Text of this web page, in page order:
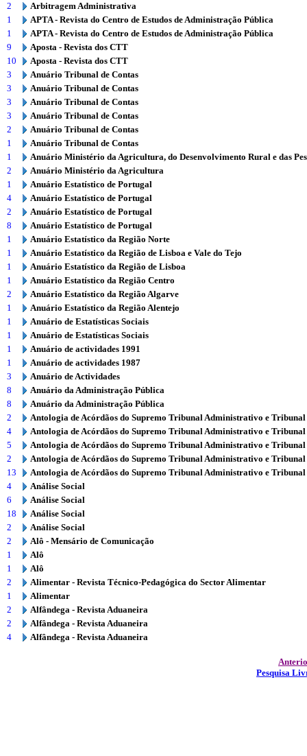
2
Arbitragem Administrativa
1
APTA - Revista do Centro de Estudos de Administração Pública
1
APTA - Revista do Centro de Estudos de Administração Pública
9
Aposta - Revista dos CTT
10
Aposta - Revista dos CTT
3
Anuário Tribunal de Contas
3
Anuário Tribunal de Contas
3
Anuário Tribunal de Contas
3
Anuário Tribunal de Contas
2
Anuário Tribunal de Contas
1
Anuário Tribunal de Contas
1
Anuário Ministério da Agricultura, do Desenvolvimento Rural e das
2
Anuário Ministério da Agricultura
1
Anuário Estatístico de Portugal
4
Anuário Estatístico de Portugal
2
Anuário Estatístico de Portugal
8
Anuário Estatístico de Portugal
1
Anuário Estatístico da Região Norte
1
Anuário Estatístico da Região de Lisboa e Vale do Tejo
1
Anuário Estatístico da Região de Lisboa
1
Anuário Estatístico da Região Centro
2
Anuário Estatístico da Região Algarve
1
Anuário Estatístico da Região Alentejo
1
Anuário de Estatísticas Sociais
1
Anuário de Estatísticas Sociais
1
Anuário de actividades 1991
1
Anuário de actividades 1987
3
Anuário de Actividades
8
Anuário da Administração Pública
8
Anuário da Administração Pública
2
Antologia de Acórdãos do Supremo Tribunal Administrativo e
4
Antologia de Acórdãos do Supremo Tribunal Administrativo e
5
Antologia de Acórdãos do Supremo Tribunal Administrativo e
2
Antologia de Acórdãos do Supremo Tribunal Administrativo e
13
Antologia de Acórdãos do Supremo Tribunal Administrativo e
4
Análise Social
6
Análise Social
18
Análise Social
2
Análise Social
2
Alô - Mensário de Comunicação
1
Alô
1
Alô
2
Alimentar - Revista Técnico-Pedagógica do Sector Alimentar
1
Alimentar
2
Alfândega - Revista Aduaneira
2
Alfândega - Revista Aduaneira
4
Alfândega - Revista Aduaneira
Pesquisa